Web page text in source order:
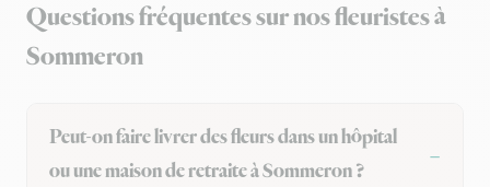
Questions fréquentes sur nos fleuristes à
Sommeron
Peut-on faire livrer des fleurs dans un hôpital
ou une maison de retraite à Sommeron ?